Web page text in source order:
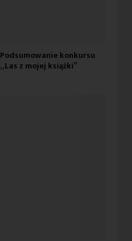
Podsumowanie konkursu
„Las z mojej książki”